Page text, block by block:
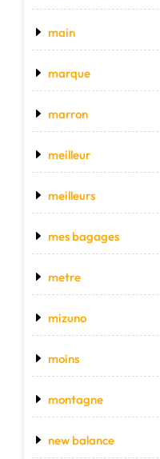
main
marque
marron
meilleur
meilleurs
mes bagages
metre
mizuno
moins
montagne
new balance